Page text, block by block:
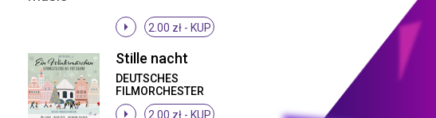
2.00 zł - KUP
Stille nacht
DEUTSCHES
FILMORCHESTER
BABELSBERG, ANDREAS
2.00 zł - KUP